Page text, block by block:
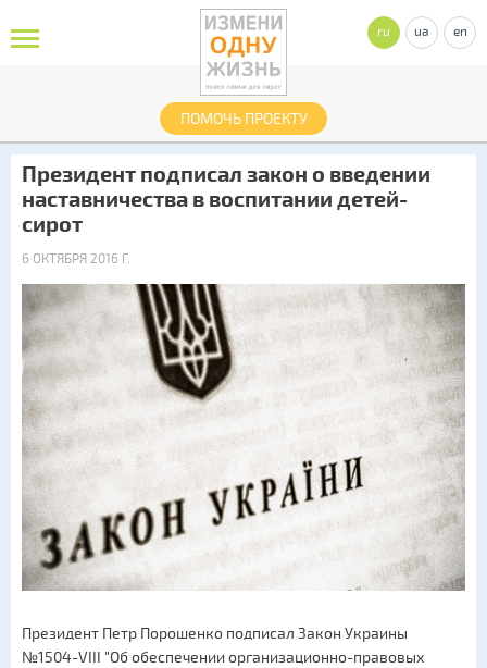
ПОМОЧЬ ПРОЕКТУ
ru ua en
Президент подписал закон о введении
наставничества в воспитании детей-
сирот
6 ОКТЯБРЯ 2016 Г.
Президент Петр Порошенко подписал Закон Украины
№1504-VIII "Об обеспечении организационно-правовых